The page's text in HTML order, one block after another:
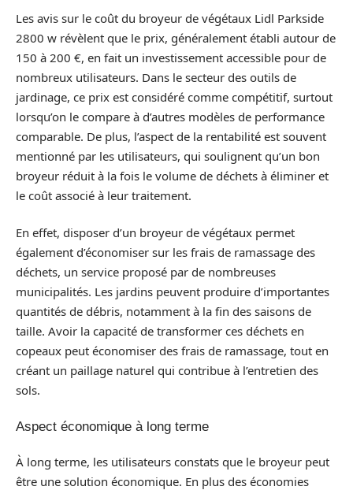
Les avis sur le coût du broyeur de végétaux Lidl Parkside
2800 w révèlent que le prix, généralement établi autour de
150 à 200 €, en fait un investissement accessible pour de
nombreux utilisateurs. Dans le secteur des outils de
jardinage, ce prix est considéré comme compétitif, surtout
lorsqu’on le compare à d’autres modèles de performance
comparable. De plus, l’aspect de la rentabilité est souvent
mentionné par les utilisateurs, qui soulignent qu’un bon
broyeur réduit à la fois le volume de déchets à éliminer et
le coût associé à leur traitement.
En effet, disposer d’un broyeur de végétaux permet
également d’économiser sur les frais de ramassage des
déchets, un service proposé par de nombreuses
municipalités. Les jardins peuvent produire d’importantes
quantités de débris, notamment à la fin des saisons de
taille. Avoir la capacité de transformer ces déchets en
copeaux peut économiser des frais de ramassage, tout en
créant un paillage naturel qui contribue à l’entretien des
sols.
Aspect économique à long terme
À long terme, les utilisateurs constats que le broyeur peut
être une solution économique. En plus des économies